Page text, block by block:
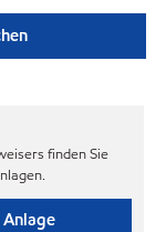
finden Sie
Anlage